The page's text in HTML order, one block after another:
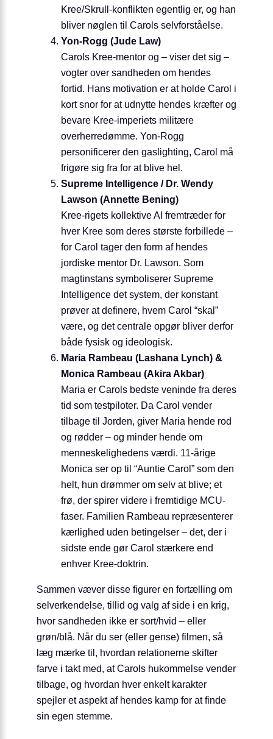
Kree/Skrull-konflikten egentlig er, og han
bliver nøglen til Carols selvforståelse.
Yon-Rogg (Jude Law)
Carols Kree-mentor og – viser det sig –
vogter over sandheden om hendes
fortid. Hans motivation er at holde Carol i
kort snor for at udnytte hendes kræfter og
bevare Kree-imperiets militære
overherredømme. Yon-Rogg
personificerer den gas­lighting, Carol må
frigøre sig fra for at blive hel.
Supreme Intelligence / Dr. Wendy
Lawson (Annette Bening)
Kree-rigets kollektive AI fremtræder for
hver Kree som deres største forbillede –
for Carol tager den form af hendes
jordiske mentor Dr. Lawson. Som
magtinstans symboliserer Supreme
Intelligence det system, der konstant
prøver at definere, hvem Carol “skal”
være, og det centrale opgør bliver derfor
både fysisk og ideologisk.
Maria Rambeau (Lashana Lynch) &
Monica Rambeau (Akira Akbar)
Maria er Carols bedste veninde fra deres
tid som testpiloter. Da Carol vender
tilbage til Jorden, giver Maria hende rod
og rødder – og minder hende om
menneskelighedens værdi. 11-årige
Monica ser op til “Auntie Carol” som den
helt, hun drømmer om selv at blive; et
frø, der spirer videre i fremtidige MCU-
faser. Familien Rambeau repræsenterer
kærlighed uden betingelser – det, der i
sidste ende gør Carol stærkere end
enhver Kree-doktrin.
Sammen væver disse figurer en fortælling om
selverkendelse, tillid og valg af side i en krig,
hvor sandheden ikke er sort/hvid – eller
grøn/blå. Når du ser (eller gense) filmen, så
læg mærke til, hvordan relationerne skifter
farve i takt med, at Carols hukommelse vender
tilbage, og hvordan hver enkelt karakter
spejler et aspekt af hendes kamp for at finde
sin egen stemme.